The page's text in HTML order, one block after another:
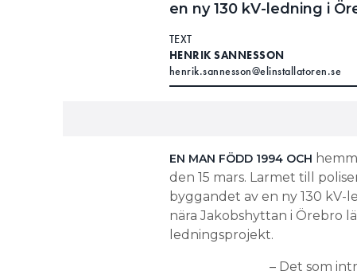
en ny 130 kV-ledning i
TEXT
HENRIK SANNESSON
henrik.sannesson@elinstallatoren.se
EN MAN FÖDD 1994 OCH
den 15 mars. Larmet till
byggandet av en ny 130 kV-
nära Jakobshyttan i Örebro
ledningsprojekt.
– Det som